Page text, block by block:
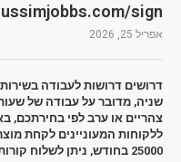
sign/
אפריל 25, 2026
שניה, מדובר על עבודה של
צהריים או ערב לפי בחירתכם,
25000 בחודש, ניתן לשלוח